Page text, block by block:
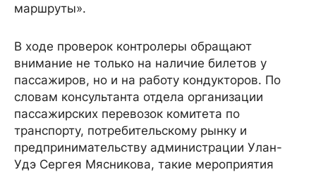
маршруты».
В ходе проверок контролеры обращают
внимание не только на наличие билетов у
пассажиров, но и на работу кондукторов. По
словам консультанта отдела организации
пассажирских перевозок комитета по
транспорту, потребительскому рынку и
предпринимательству администрации Улан-
Удэ Сергея Мясникова, такие мероприятия